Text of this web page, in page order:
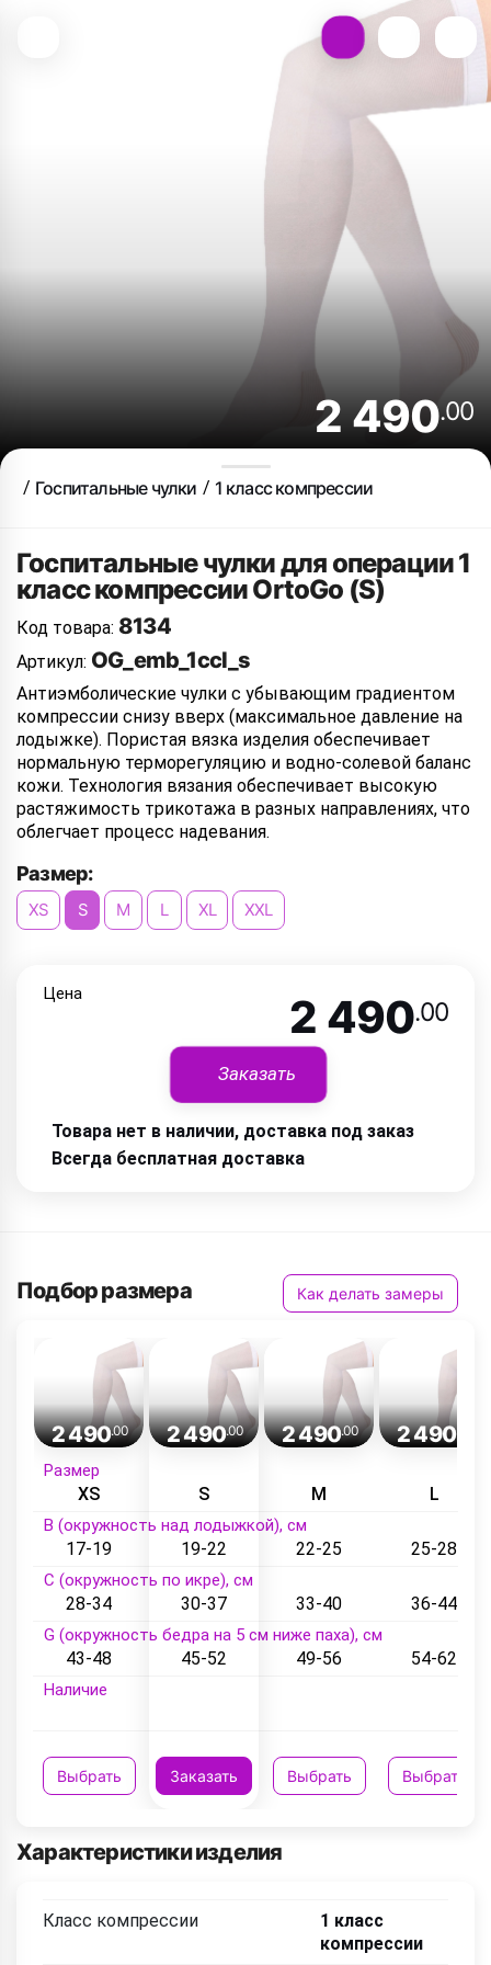
2 490.00
Госпитальные чулки 1 класс компрессии
Госпитальные чулки для операции 1
класс компрессии OrtoGo (S)
Код товара: 8134
Артикул: OG_emb_1ccl_s
Антиэмболические чулки с убывающим градиентом
компрессии снизу вверх (максимальное давление на
лодыжке). Пористая вязка изделия обеспечивает
нормальную терморегуляцию и водно-солевой баланс
кожи. Технология вязания обеспечивает высокую
растяжимость трикотажа в разных направлениях, что
облегчает процесс надевания.
Размер:
XS S M L XL XXL
Цена 2 490.00
Заказать
Товара нет в наличии, доставка под заказ
Всегда бесплатная доставка
Подбор размера Как делать замеры
Размер
B (окружность над лодыжкой), см
C (окружность по икре), см
G (окружность бедра на 5 см ниже паха), см
Наличие
2 490.00
XS
17-19
28-34
43-48
Выбрать
2 490.00
S
19-22
30-37
45-52
Заказать
2 490.00
M
22-25
33-40
49-56
Выбрать
2 490.00
L
25-28
36-44
54-62
Выбрать
Характеристики изделия
Класс компрессии
1 класс
компрессии